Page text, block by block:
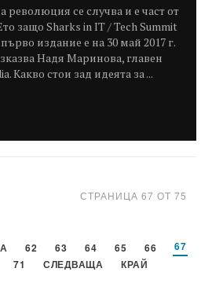
революция се случва и е част от
защо Sharks in IT / Tech Summit
издание е на 30 май 2017 г.
Надя Маринова, главен
Какво стои зад идеята за ...
СТРАНИЦА 67 ОТ 75
62 63 64 65 66
67
71 СЛЕДВАЩА КРАЙ